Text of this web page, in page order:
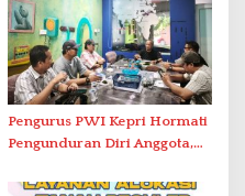
Pengurus PWI Kepri Hormati
Pengunduran Diri Anggota,
Administrasi ke Pusat